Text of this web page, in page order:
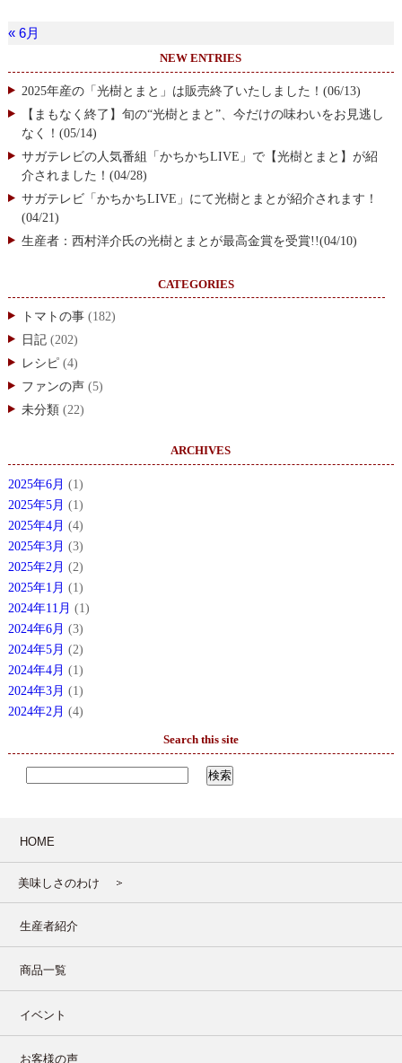
« 6月
NEW ENTRIES
2025年産の「光樹とまと」は販売終了いたしました！(06/13)
【まもなく終了】旬の“光樹とまと”、今だけの味わいをお見逃し
なく！(05/14)
サガテレビの人気番組「かちかちLIVE」で【光樹とまと】が紹
介されました！(04/28)
サガテレビ「かちかちLIVE」にて光樹とまとが紹介されます！
(04/21)
生産者：西村洋介氏の光樹とまとが最高金賞を受賞!!(04/10)
CATEGORIES
トマトの事(182)
日記(202)
レシピ(4)
ファンの声(5)
未分類 (22)
ARCHIVES
2025年6月 (1)
2025年5月 (1)
2025年4月 (4)
2025年3月 (3)
2025年2月 (2)
2025年1月 (1)
2024年11月 (1)
2024年6月 (3)
2024年5月 (2)
2024年4月 (1)
2024年3月 (1)
2024年2月 (4)
Search this site
HOME
美味しさのわけ
生産者紹介
商品一覧
イベント
お客様の声